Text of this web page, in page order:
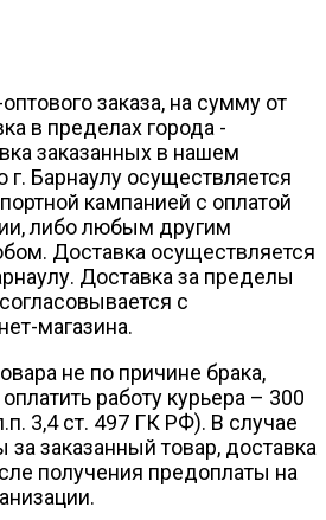
заказа, на сумму от
в пределах города -
заказанных в нашем
г. Барнаулу осуществляется
кампанией с оплатой
либо любым другим
Доставка осуществляется
Доставка за пределы
с
магазина.
не по причине брака,
работу курьера – 300
3,4 ст. 497 ГК РФ). В случае
за заказанный товар, доставка
получения предоплаты на